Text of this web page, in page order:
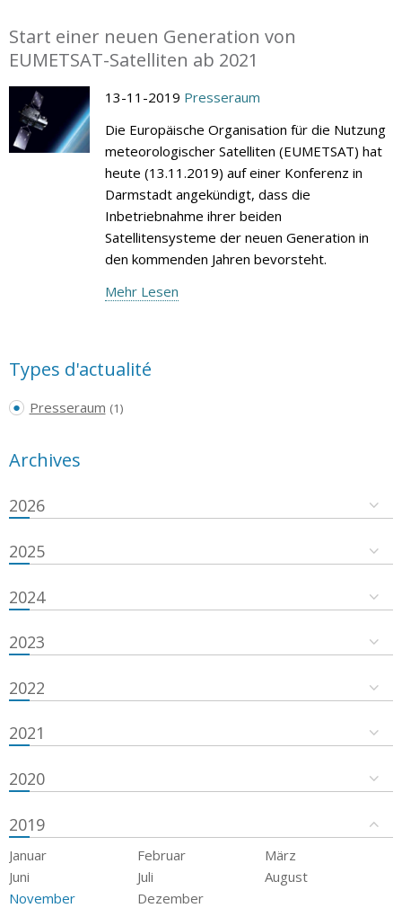
Start einer neuen Generation von
EUMETSAT-Satelliten ab 2021
13-11-2019 Presseraum
Die Europäische Organisation für die Nutzung
meteorologischer Satelliten (EUMETSAT) hat
heute (13.11.2019) auf einer Konferenz in
Darmstadt angekündigt, dass die
Inbetriebnahme ihrer beiden
Satellitensysteme der neuen Generation in
den kommenden Jahren bevorsteht.
Mehr Lesen
Types d'actualité
Presseraum (1)
Archives
2026
2025
2024
2023
2022
2021
2020
2019
Januar Februar
März
Juni
Juli
August
November
Dezember